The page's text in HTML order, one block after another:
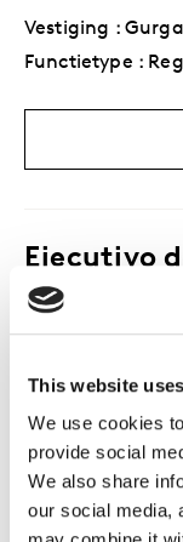
This website
We use cookies
provide social
We also share
our social media,
Vestiging :
Functietype :
Ejecutivo
Vestiging : Lima,